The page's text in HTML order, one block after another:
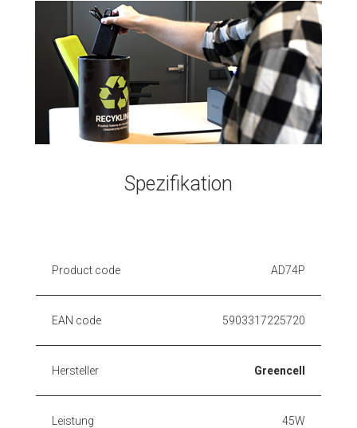
Spezifikation
Product code AD74P
EAN code 5903317225720
Hersteller Greencell
Leistung 45W